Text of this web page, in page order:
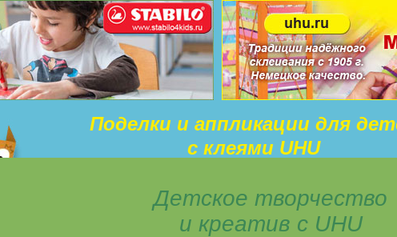
Поделки и аппликации для
с клеями UHU
Детское творчество
и креатив с UHU